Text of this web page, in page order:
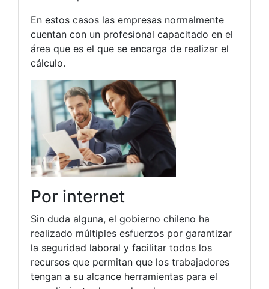
En estos casos las empresas normalmente
cuentan con un profesional capacitado en el
área que es el que se encarga de realizar el
cálculo.
Por internet
Sin duda alguna, el gobierno chileno ha
realizado múltiples esfuerzos por garantizar
la seguridad laboral y facilitar todos los
recursos que permitan que los trabajadores
tengan a su alcance herramientas para el